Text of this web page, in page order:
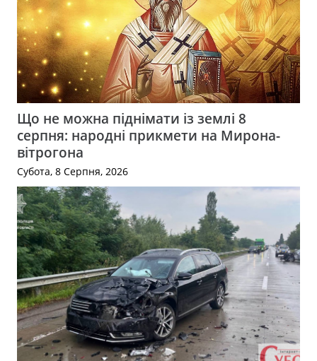
Що не можна піднімати із землі 8
серпня: народні прикмети на Мирона-
вітрогона
Субота, 8 Серпня, 2026